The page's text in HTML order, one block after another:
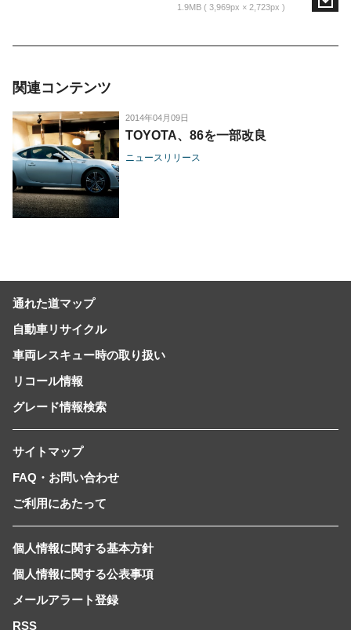
1.9MB 3,969px × 2,723px
関連コンテンツ
2014年04月09日
TOYOTA、86を一部改良
ニュースリリース
通れた道マップ
自動車リサイクル
車両レスキュー時の取り扱い
リコール情報
グレード情報検索
サイトマップ
FAQ・お問い合わせ
ご利用にあたって
個人情報に関する基本方針
個人情報に関する公表事項
メールアラート登録
RSS